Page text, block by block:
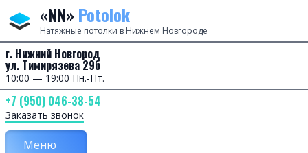
Перейти к содержанию
«NN» Potolok
Натяжные потолки в Нижнем Новгороде
г. Нижний Новгород
ул. Тимирязева 29б
10:00 — 19:00 Пн.-Пт.
+7 (950) 046-38-54
Заказать звонок
Меню